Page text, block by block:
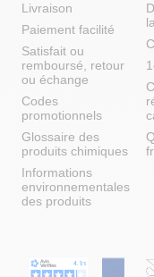
Livraison
Paiement facilité
Satisfait ou
remboursé, retour
ou échange
Codes
promotionnels
Glossaire des
produits chimiques
Informations
environnementales
des produits